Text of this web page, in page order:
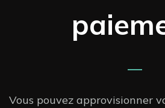
—
Vous pouvez approvisionner